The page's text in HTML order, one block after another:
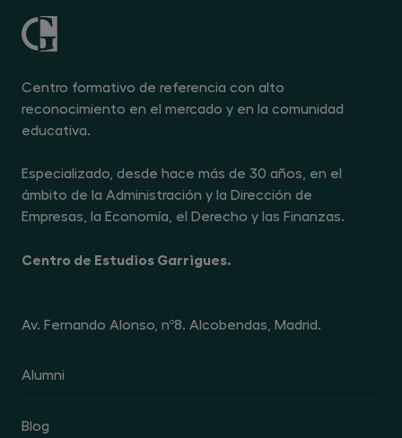
Centro formativo de referencia con alto
reconocimiento en el mercado y en la comunidad
educativa.
Especializado, desde hace más de 30 años, en el
ámbito de la Administración y la Dirección de
Empresas, la Economía, el Derecho y las Finanzas.
Centro de Estudios Garrigues.
Av. Fernando Alonso, nº8. Alcobendas, Madrid.
Alumni
Blog